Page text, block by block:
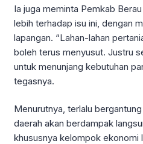
Ia juga meminta Pemkab
lebih terhadap isu ini, dengan
lapangan. “Lahan-lahan
boleh terus menyusut. Justru
untuk menunjang kebutuhan
tegasnya.
Menurutnya, terlalu
daerah akan berdampak
khususnya kelompok ekonomi